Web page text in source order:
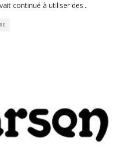
continué à utiliser des...